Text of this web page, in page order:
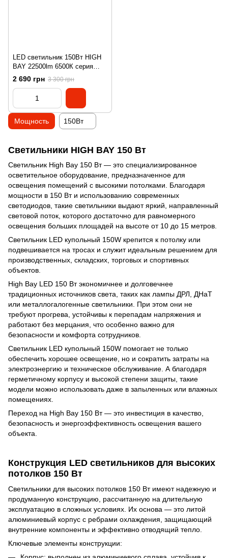
LED светильник 150Вт HIGH
BAY 22500lm 6500К серия
Standart
2 690 грн 3 300 грн
Светильники HIGH BAY 150 Вт
Светильник High Bay 150 Вт — это специализированное
осветительное оборудование, предназначенное для
освещения помещений с высокими потолками. Благодаря
мощности в 150 Вт и использованию современных
светодиодов, такие светильники выдают яркий, направленный
световой поток, которого достаточно для равномерного
освещения больших площадей на высоте от 10 до 15 метров.
Светильник LED купольный 150W крепится к потолку или
подвешивается на тросах и служит идеальным решением для
производственных, складских, торговых и спортивных
объектов.
High Bay LED 150 Вт экономичнее и долговечнее
традиционных источников света, таких как лампы ДРЛ, ДНаТ
или металлогалогенные светильники. При этом они не
требуют прогрева, устойчивы к перепадам напряжения и
работают без мерцания, что особенно важно для
безопасности и комфорта сотрудников.
Светильник LED купольный 150W помогает не только
обеспечить хорошее освещение, но и сократить затраты на
электроэнергию и техническое обслуживание. А благодаря
герметичному корпусу и высокой степени защиты, такие
модели можно использовать даже в запыленных или влажных
помещениях.
Переход на High Bay 150 Вт — это инвестиция в качество,
безопасность и энергоэффективность освещения вашего
объекта.
Конструкция LED светильников для высоких
потолков 150 Вт
Светильники для высоких потолков 150 Вт имеют надежную и
продуманную конструкцию, рассчитанную на длительную
эксплуатацию в сложных условиях. Их основа — это литой
алюминиевый корпус с ребрами охлаждения, защищающий
внутренние компоненты и эффективно отводящий тепло.
Ключевые элементы конструкции:
Мощность 150Вт